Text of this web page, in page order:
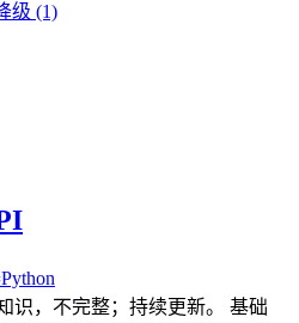
级 (1)
Python
识，不完整；持续更新。 基础